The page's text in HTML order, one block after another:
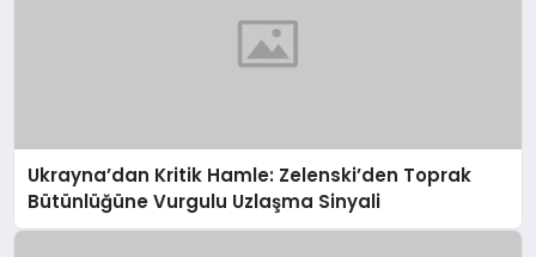
Ukrayna’dan Kritik Hamle: Zelenski’den Toprak
Bütünlüğüne Vurgulu Uzlaşma Sinyali